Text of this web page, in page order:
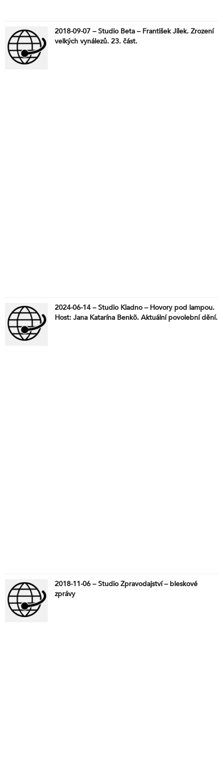
2018-09-07 – Studio Beta – František Jílek. Zrození
velkých vynálezů. 23. část.
2024-06-14 – Studio Kladno – Hovory pod lampou.
Host: Jana Katarína Benkö. Aktuální povolební dění.
2018-11-06 – Studio Zpravodajství – bleskové
zprávy